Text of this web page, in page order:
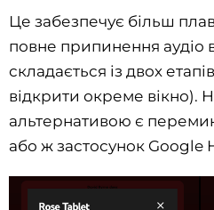
Це забезпечує більш
повне припинення аудіо
складається із двох
відкрити окреме
альтернативою є
або ж застосунок Google